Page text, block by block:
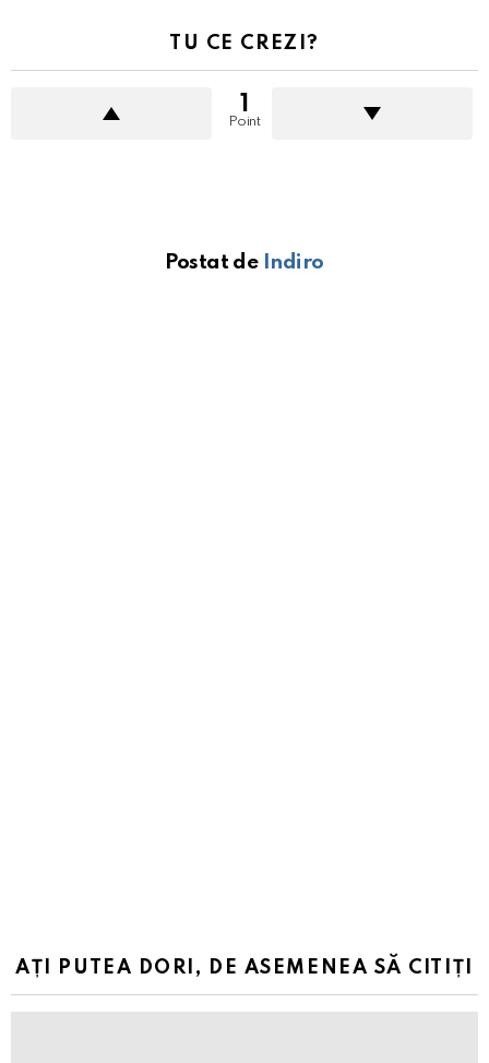
TU CE CREZI?
1
Point
Postat de Indiro
AȚI PUTEA DORI, DE ASEMENEA SĂ CITIȚI